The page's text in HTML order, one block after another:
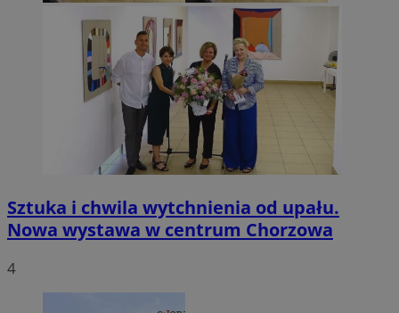
Sztuka i chwila wytchnienia od upału.
Nowa wystawa w centrum Chorzowa
4